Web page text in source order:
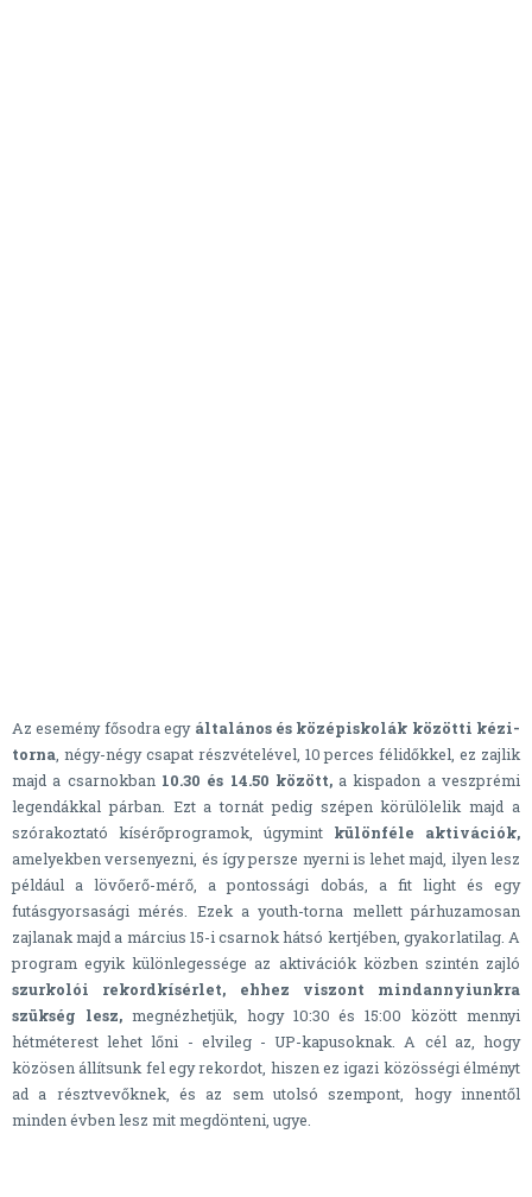
Az esemény fősodra egy általános és középiskolák közötti kézi-
torna , négy-négy csapat részvételével, 10 perces félidőkkel, ez zajlik
majd a csarnokban 10.30 és 14.50 között,a kispadon a veszprémi
legendákkal párban. Ezt a tornát pedig szépen körülölelik majd a
szórakoztató kísérőprogramok, úgymint különféle aktivációk,
amelyekben versenyezni, és így persze nyerni is lehet majd, ilyen lesz
például a lövőerő-mérő, a pontossági dobás, a fit light és egy
futásgyorsasági mérés. Ezek a youth-torna mellett párhuzamosan
zajlanak majd a március 15-i csarnok hátsó kertjében, gyakorlatilag. A
program egyik különlegessége az aktivációk közben szintén zajló
szurkolói rekordkísérlet, ehhez viszont mindannyiunkra
szükség lesz,megnézhetjük, hogy 10:30 és 15:00 között mennyi
hétméterest lehet lőni - elvileg - UP-kapusoknak. A cél az, hogy
közösen állítsunk fel egy rekordot, hiszen ez igazi közösségi élményt
ad a résztvevőknek, és az sem utolsó szempont, hogy innentől
minden évben lesz mit megdönteni, ugye.